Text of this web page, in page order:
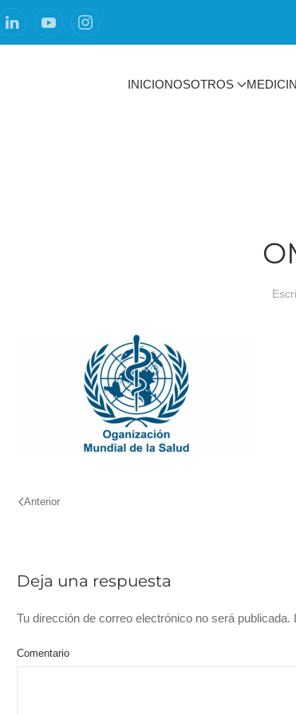
INICIONOSOTROS
Anterior
Deja una respuesta
Tu dirección de correo electrónico no será
Comentario